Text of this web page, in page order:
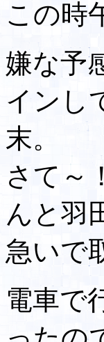
この時
嫌な予
インし
末。
さて～
んと羽
急いで
電車で